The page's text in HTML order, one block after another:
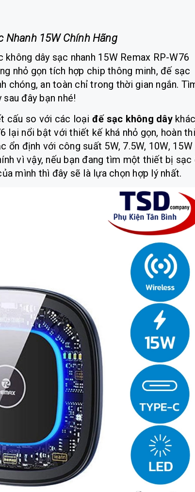
Nhanh 15W Chính Hãng
dây sạc nhanh 15W Remax RP-W76
nhỏ gọn tích hợp chip thông minh, đế sạc
chóng, an toàn chỉ trong thời gian ngắn.
đây bạn nhé!
cấu so với các loại đế sạc không dâykhác
lại nổi bật với thiết kế khá nhỏ gọn, hoàn
định với công suất 5W, 7.5W, 10W, 15W
vì vậy, nếu bạn đang tìm một thiết bị sạc
mình thì đây sẽ là lựa chọn hợp lý nhất.